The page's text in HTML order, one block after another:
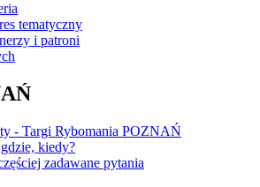
tematyczny
i patroni
- Targi Rybomania POZNAŃ
kiedy?
zadawane pytania